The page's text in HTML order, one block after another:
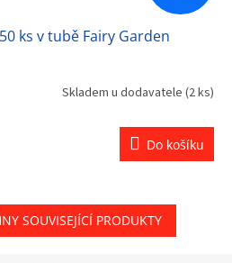
ks v tubě Fairy Garden
Skladem u dodavatele (2 ks)
Do košíku
SOUVISEJÍCÍ PRODUKTY